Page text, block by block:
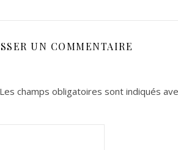
UN COMMENTAIRE
Les champs obligatoires sont indiqués